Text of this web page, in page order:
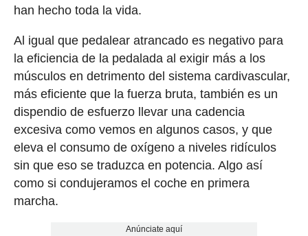
han hecho toda la vida.
Al igual que pedalear atrancado es negativo para
la eficiencia de la pedalada al exigir más a los
músculos en detrimento del sistema cardivascular,
más eficiente que la fuerza bruta, también es un
dispendio de esfuerzo llevar una cadencia
excesiva como vemos en algunos casos, y que
eleva el consumo de oxígeno a niveles ridículos
sin que eso se traduzca en potencia. Algo así
como si condujeramos el coche en primera
marcha.
Anúnciate aquí